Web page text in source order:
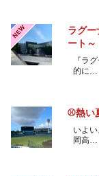
NEW
ラグ
ート～
『ラ
的に…
⚾熱い
いよ
岡高…